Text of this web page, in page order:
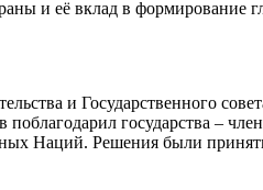
и её вклад в формирование
и Государственного
поблагодарил государства –
Наций. Решения были